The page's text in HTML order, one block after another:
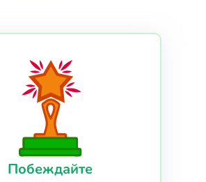
Побеждайте